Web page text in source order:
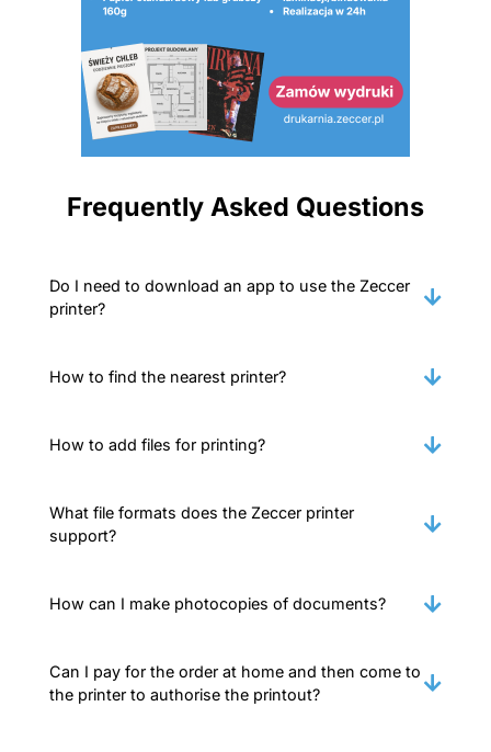
Frequently Asked Questions
Do I need to download an app to use the Zeccer
printer?
How to find the nearest printer?
How to add files for printing?
What file formats does the Zeccer printer
support?
How can I make photocopies of documents?
Can I pay for the order at home and then come to
the printer to authorise the printout?